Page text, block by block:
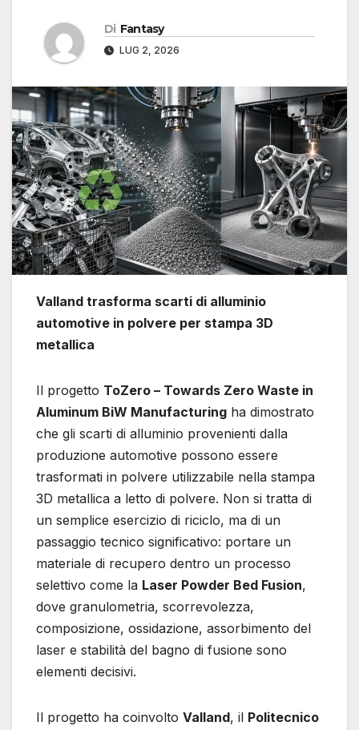
Di Fantasy
LUG 2, 2026
Valland trasforma scarti di alluminio
automotive in polvere per stampa 3D
metallica
Il progetto ToZero – Towards Zero Waste in
Aluminum BiW Manufacturing ha dimostrato
che gli scarti di alluminio provenienti dalla
produzione automotive possono essere
trasformati in polvere utilizzabile nella stampa
3D metallica a letto di polvere. Non si tratta di
un semplice esercizio di riciclo, ma di un
passaggio tecnico significativo: portare un
materiale di recupero dentro un processo
selettivo come la Laser Powder Bed Fusion,
dove granulometria, scorrevolezza,
composizione, ossidazione, assorbimento del
laser e stabilità del bagno di fusione sono
elementi decisivi.
Il progetto ha coinvolto Valland, il Politecnico